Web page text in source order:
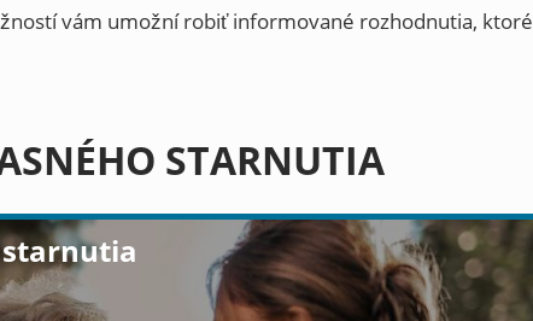
vám umožní robiť informované rozhodnutia, ktoré
STARNUTIA
starnutia